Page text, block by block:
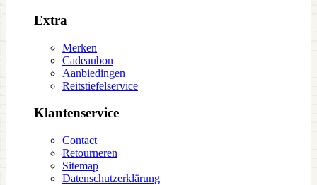
Extra
Merken
Cadeaubon
Aanbiedingen
Reitstiefelservice
Klantenservice
Contact
Retourneren
Sitemap
Datenschutzerklärung